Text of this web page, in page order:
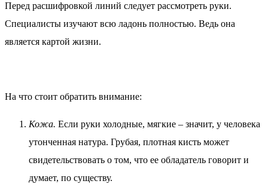
Перед расшифровкой линий следует рассмотреть руки.
Специалисты изучают всю ладонь полностью. Ведь она
является картой жизни.
На что стоит обратить внимание:
Кожа. Если руки холодные, мягкие – значит, у человека
утонченная натура. Грубая, плотная кисть может
свидетельствовать о том, что ее обладатель говорит и
думает, по существу.